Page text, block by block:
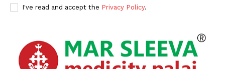
PALA VISION
I've read and accept the Privacy Policy.